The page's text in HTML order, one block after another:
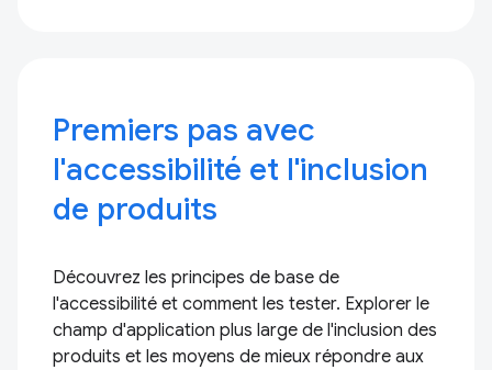
Premiers pas avec
l'accessibilité et l'inclusion
de produits
Découvrez les principes de base de
l'accessibilité et comment les tester. Explorer le
champ d'application plus large de l'inclusion des
produits et les moyens de mieux répondre aux